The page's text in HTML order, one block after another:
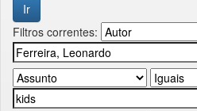
Filtros correntes: